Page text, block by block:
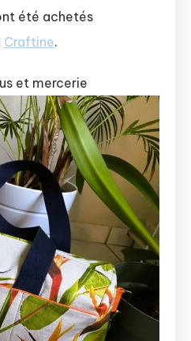
été achetés
Craftine.
et mercerie